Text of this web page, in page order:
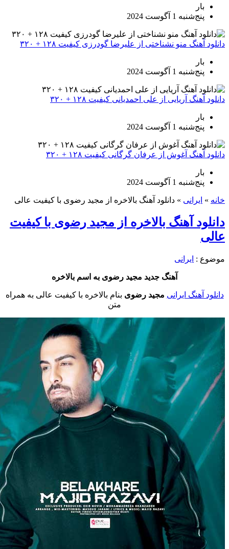
پنج‌شنبه 1 آگوست 2024
منو نشناختی از علیرضا گودرزی کیفیت ۱۲۸ + ۳۲۰
پنج‌شنبه 1 آگوست 2024
آریایی از علی احمدیانی کیفیت ۱۲۸ + ۳۲۰
پنج‌شنبه 1 آگوست 2024
آغوش از عرفان گرگانی کیفیت ۱۲۸ + ۳۲۰
پنج‌شنبه 1 آگوست 2024
ایرانی»دانلود آهنگ بالاخره از مجید رضوی با کیفیت عالی
آهنگ بالاخره از مجید رضوی با کیفیت
:ایرانی
آهنگ جدید مجید رضوی به اسم بالاخره
آهنگ ایرانیمجید رضوی بنام بالاخره با کیفیت عالی به همراه